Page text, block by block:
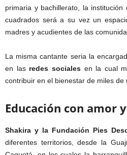
primaria y bachillerato, la
cuadrados será a su vez un
madres y acudientes de las
La misma cantante seria la
en las redes socialesen la cual
contribuir en el bienestar de miles de
Educación con amor
Shakira y la Fundación Pies
diferentes territorios, desde la